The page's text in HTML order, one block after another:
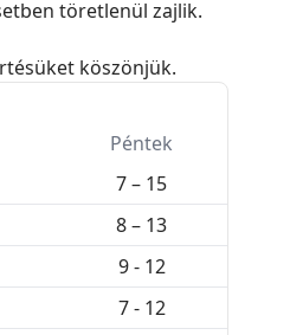
töretlenül zajlik.
köszönjük.
Péntek
7 – 15
8 – 13
9 - 12
7 - 12